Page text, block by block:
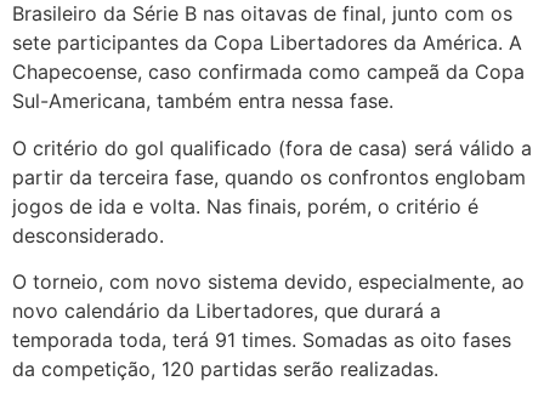
Brasileiro da Série B nas oitavas de final, junto com os
sete participantes da Copa Libertadores da América. A
Chapecoense, caso confirmada como campeã da Copa
Sul-Americana, também entra nessa fase.
O critério do gol qualificado (fora de casa) será válido a
partir da terceira fase, quando os confrontos englobam
jogos de ida e volta. Nas finais, porém, o critério é
desconsiderado.
O torneio, com novo sistema devido, especialmente, ao
novo calendário da Libertadores, que durará a
temporada toda, terá 91 times. Somadas as oito fases
da competição, 120 partidas serão realizadas.